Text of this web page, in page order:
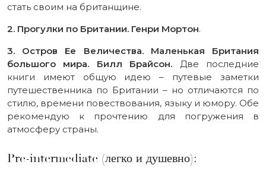
стать своим на британщине.
2. Прогулки по Британии. Генри Мортон.
3. Остров Ее Величества. Маленькая Британия
большого мира. Билл Брайсон. Две последние
книги имеют общую идею – путевые заметки
путешественника по Британии – но отличаются по
стилю, времени повествования, языку и юмору. Обе
рекомендую к прочтению для погружения в
атмосферу страны.
Pre-intermediate (легко и душевно):